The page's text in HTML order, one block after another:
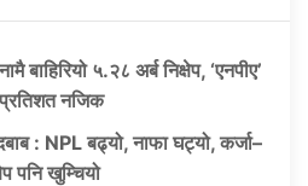
बाहिरियो ५.२८ अर्ब निक्षेप, ‘एनपीए’
नजिक
: NPL बढ्यो, नाफा घट्यो, कर्जा–
पनि खुम्चियो